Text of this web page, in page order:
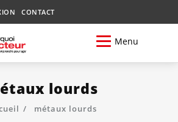
CONTACT
Menu
lourds
métaux lourds